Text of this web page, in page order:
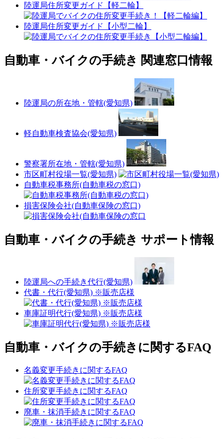
陸運局住所変更ガイド【軽二輪】
陸運局住所変更ガイド【小型二輪】
自動車・バイクの手続き 関連窓口情報
陸運局の所在地・管轄(愛知県)
軽自動車検査協会(愛知県)
警察署所在地・管轄(愛知県)
市区町村役場一覧(愛知県)
自動車税事務所(自動車税の窓口)
損害保険会社(自動車保険の窓口)
自動車・バイクの手続き サポート情報
陸運局への手続き代行(愛知県)
代書・代行(愛知県) ※販売店様
車庫証明代行(愛知県) ※販売店様
自動車・バイクの手続きに関するFAQ
名義変更手続きに関するFAQ
住所変更手続きに関するFAQ
廃車・抹消手続きに関するFAQ